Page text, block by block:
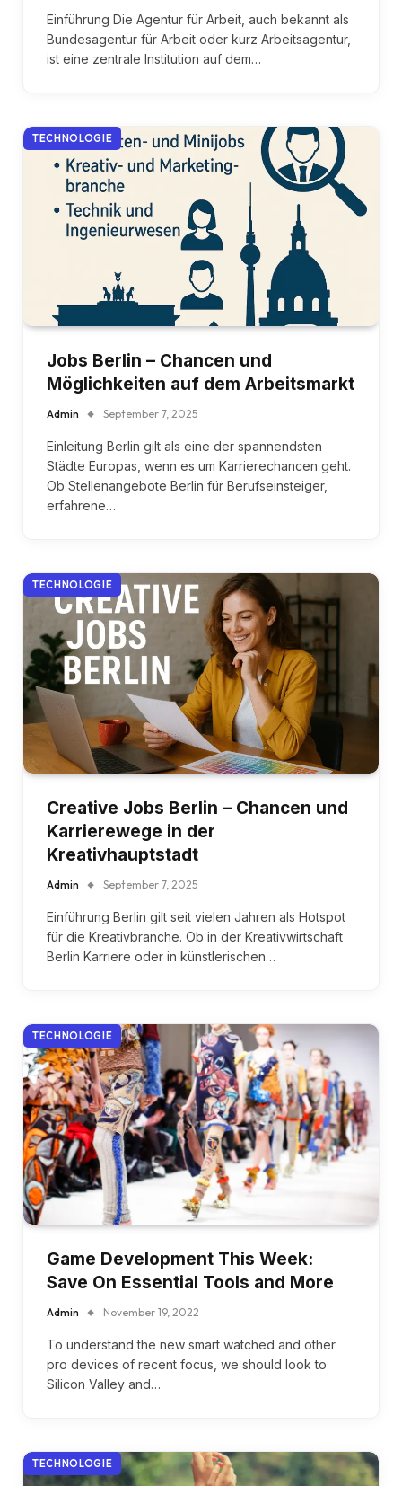
Einführung Die Agentur für Arbeit, auch bekannt als
Bundesagentur für Arbeit oder kurz Arbeitsagentur,
ist eine zentrale Institution auf dem…
TECHNOLOGIE
Jobs Berlin – Chancen und
Möglichkeiten auf dem Arbeitsmarkt
Admin September 7, 2025
Einleitung Berlin gilt als eine der spannendsten
Städte Europas, wenn es um Karrierechancen geht.
Ob Stellenangebote Berlin für Berufseinsteiger,
erfahrene…
TECHNOLOGIE
Creative Jobs Berlin – Chancen und
Karrierewege in der
Kreativhauptstadt
Admin September 7, 2025
Einführung Berlin gilt seit vielen Jahren als Hotspot
für die Kreativbranche. Ob in der Kreativwirtschaft
Berlin Karriere oder in künstlerischen…
TECHNOLOGIE
Game Development This Week:
Save On Essential Tools and More
Admin November 19, 2022
To understand the new smart watched and other
pro devices of recent focus, we should look to
Silicon Valley and…
TECHNOLOGIE